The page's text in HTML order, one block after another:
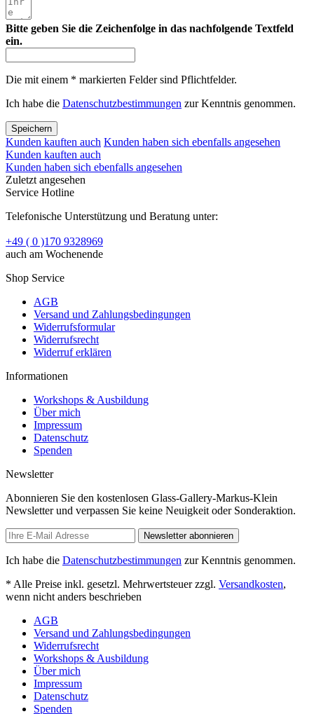
Bitte geben Sie die Zeichenfolge in das nachfolgende Textfeld
ein.
Die mit einem * markierten Felder sind Pflichtfelder.
Ich habe die Datenschutzbestimmungen zur Kenntnis genommen.
Speichern
Kunden kauften auch Kunden haben sich ebenfalls angesehen
Kunden kauften auch
Kunden haben sich ebenfalls angesehen
Zuletzt angesehen
Service Hotline
Telefonische Unterstützung und Beratung unter:
+49 ( 0 )170 9328969
auch am Wochenende
Shop Service
AGB
Versand und Zahlungsbedingungen
Widerrufsformular
Widerrufsrecht
Widerruf erklären
Informationen
Workshops & Ausbildung
Über mich
Impressum
Datenschutz
Spenden
Newsletter
Abonnieren Sie den kostenlosen Glass-Gallery-Markus-Klein
Newsletter und verpassen Sie keine Neuigkeit oder Sonderaktion.
Newsletter abonnieren
Ich habe die Datenschutzbestimmungen zur Kenntnis genommen.
* Alle Preise inkl. gesetzl. Mehrwertsteuer zzgl. Versandkosten,
wenn nicht anders beschrieben
AGB
Versand und Zahlungsbedingungen
Widerrufsrecht
Workshops & Ausbildung
Über mich
Impressum
Datenschutz
Spenden